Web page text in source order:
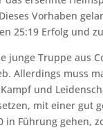
Vorhaben
25:19 Erfolg und
junge Truppe aus
Allerdings muss
und
mit einer gut
Führung gehen,